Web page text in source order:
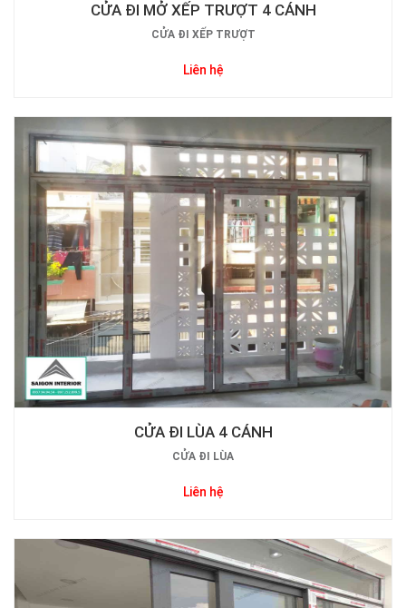
CỬA ĐI MỞ XẾP TRƯỢT 4 CÁNH
CỬA ĐI XẾP TRƯỢT
Liên hệ
CỬA ĐI LÙA 4 CÁNH
CỬA ĐI LÙA
Liên hệ